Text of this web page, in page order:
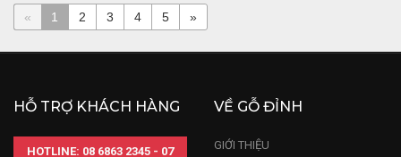
« 1 2 3 4 5 »
HỖ TRỢ KHÁCH HÀNG
HOTLINE: 08 6863 2345 - 07
VỀ GỖ ĐỈNH
GIỚI THIỆU